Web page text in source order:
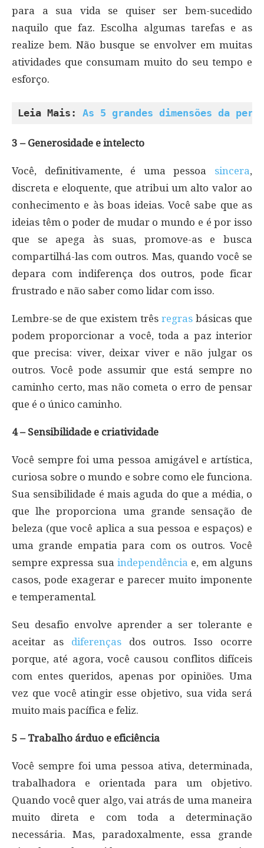
para a sua vida se quiser ser bem-sucedido
naquilo que faz. Escolha algumas tarefas e as
realize bem. Não busque se envolver em muitas
atividades que consumam muito do seu tempo e
esforço.
Leia Mais: As 5 grandes dimensões da
3 – Generosidade e intelecto
Você, definitivamente, é uma pessoa sincera,
discreta e eloquente, que atribui um alto valor ao
conhecimento e às boas ideias. Você sabe que as
ideias têm o poder de mudar o mundo e é por isso
que se apega às suas, promove-as e busca
compartilhá-las com outros. Mas, quando você se
depara com indiferença dos outros, pode ficar
frustrado e não saber como lidar com isso.
Lembre-se de que existem três regras básicas que
podem proporcionar a você, toda a paz interior
que precisa: viver, deixar viver e não julgar os
outros. Você pode assumir que está sempre no
caminho certo, mas não cometa o erro de pensar
que é o único caminho.
4 – Sensibilidade e criatividade
Você sempre foi uma pessoa amigável e artística,
curiosa sobre o mundo e sobre como ele funciona.
Sua sensibilidade é mais aguda do que a média, o
que lhe proporciona uma grande sensação de
beleza (que você aplica a sua pessoa e espaços) e
uma grande empatia para com os outros. Você
sempre expressa sua independência e, em alguns
casos, pode exagerar e parecer muito imponente
e temperamental.
Seu desafio envolve aprender a ser tolerante e
aceitar as diferençasdos outros. Isso ocorre
porque, até agora, você causou conflitos difíceis
com entes queridos, apenas por opiniões. Uma
vez que você atingir esse objetivo, sua vida será
muito mais pacífica e feliz.
5 – Trabalho árduo e eficiência
Você sempre foi uma pessoa ativa, determinada,
trabalhadora e orientada para um objetivo.
Quando você quer algo, vai atrás de uma maneira
muito direta e com toda a determinação
necessária. Mas, paradoxalmente, essa grande